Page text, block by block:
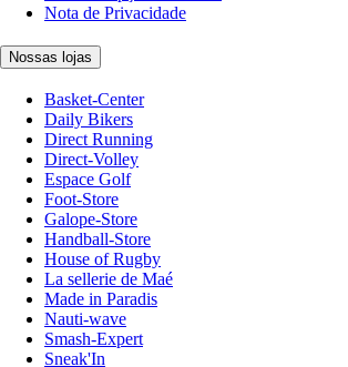
Nota de Privacidade
Nossas lojas
Basket-Center
Daily Bikers
Direct Running
Direct-Volley
Espace Golf
Foot-Store
Galope-Store
Handball-Store
House of Rugby
La sellerie de Maé
Made in Paradis
Nauti-wave
Smash-Expert
Sneak'In